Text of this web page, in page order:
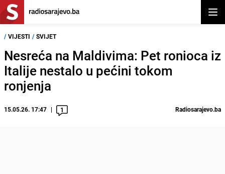
/ VIJESTI / SVIJET
Nesreća na Maldivima: Pet ronioca iz
Italije nestalo u pećini tokom
ronjenja
15.05.26. 17:47 1 Radiosarajevo.ba